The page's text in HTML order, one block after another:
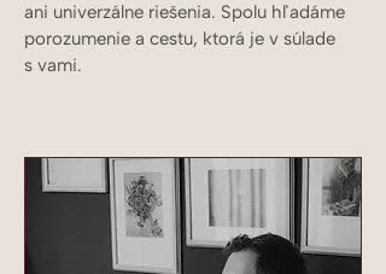
ani univerzálne riešenia. Spolu hľadáme
porozumenie a cestu, ktorá je v súlade
s vami.